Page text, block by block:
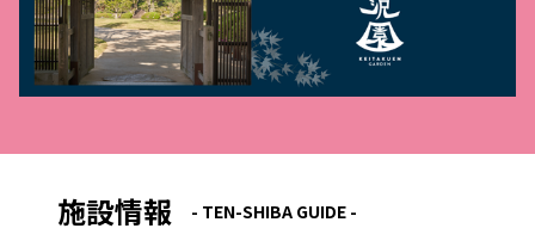
施設情報 - TEN-SHIBA GUIDE -